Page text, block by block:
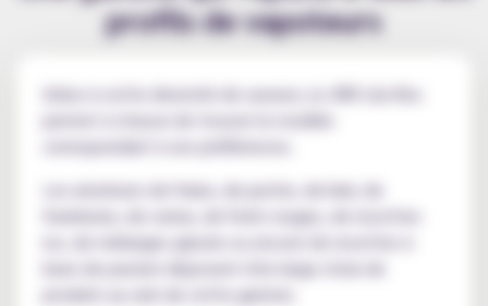
profils de vapoteurs
Grâce à cette diversité de saveurs, la JNR Lila Kiss
correspondant à ses préférences.
Les amateurs de fraise, de peche, de kiwi, de
framboise, de cerise, de fruits rouges, de recettes
ice, de mélanges glacée ou encore de recettes à
base de passion disposent d'un large choix de
produits au sein de cette gamme.